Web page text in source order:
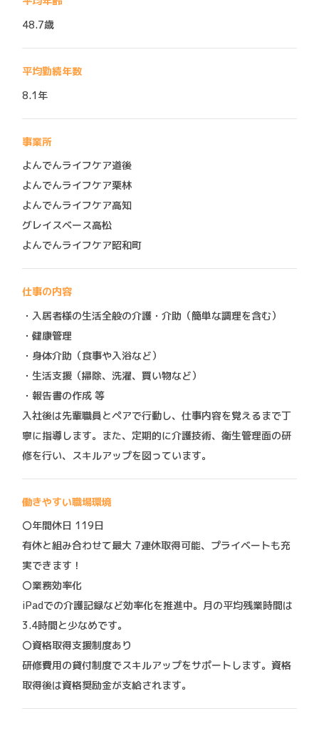
48.7歳
平均勤続年数
8.1年
事業所
よんでんライフケア道後
よんでんライフケア栗林
よんでんライフケア高知
グレイスベース高松
よんでんライフケア昭和町
仕事の内容
・入居者様の生活全般の介護・介助（簡単な調理を含む）
・健康管理
・身体介助（食事や入浴など）
・生活支援（掃除、洗濯、買い物など）
・報告書の作成 等
入社後は先輩職員とペアで行動し、仕事内容を覚えるまで丁
寧に指導します。また、定期的に介護技術、衛生管理面の研
修を行い、スキルアップを図っています。
働きやすい職場環境
〇年間休日 119日
有休と組み合わせて最大 7連休取得可能、プライベートも充
実できます！
〇業務効率化
iPadでの介護記録など効率化を推進中。月の平均残業時間は
3.4時間と少なめです。
〇資格取得支援制度あり
研修費用の貸付制度でスキルアップをサポートします。資格
取得後は資格奨励金が支給されます。